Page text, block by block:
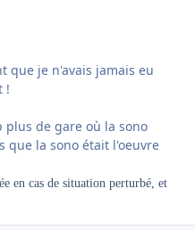
que je n'avais jamais eu
!
plus de gare où la sono
que la sono était l'oeuvre
en cas de situation perturbé, et